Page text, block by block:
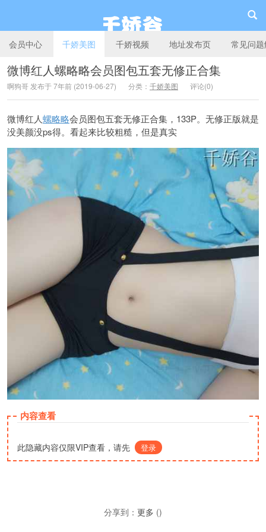
千娇谷
会员中心 千娇美图 千娇视频 地址发布页 常见问
微博红人螺略略会员图包五套无修正合集
啊狗哥 发布于 7年前 (2019-06-27) 分类： 千娇美图 评论(0)
微博红人螺略略会员图包五套无修正合集，133P。无修正版就是
没美颜没ps得。看起来比较粗糙，但是真实
内容查看
此隐藏内容仅限VIP查看，请先 登录
分享到： 更多 ()